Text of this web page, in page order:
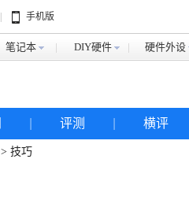
手机版
笔记本 DIY硬件 硬件外设
评测 横评
> 技巧